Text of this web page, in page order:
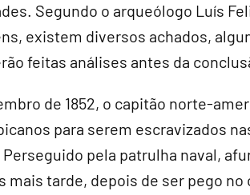
Segundo o arqueólogo Luís
existem diversos achados,
feitas análises antes da
de 1852, o capitão norte-
para serem escravizados
Perseguido pela patrulha naval,
mais tarde, depois de ser pego